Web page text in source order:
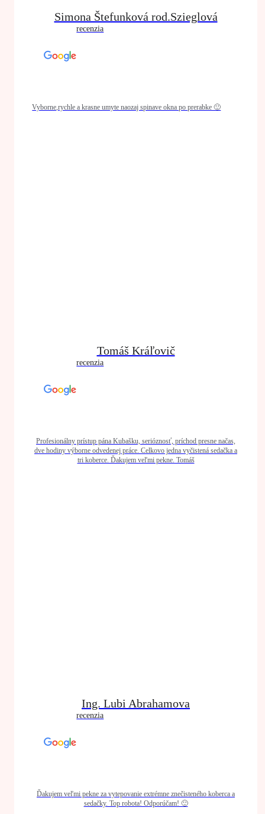
Simona Štefunková rod.Szieglová
recenzia
Vyborne,rychle a krasne umyte naozaj spinave okna po prerabke 🙂
Tomáš Kráľovič
recenzia
Profesionálny prístup pána Kubašku, serióznosť, príchod presne načas,
dve hodiny výborne odvedenej práce. Celkovo jedna vyčistená sedačka a
tri koberce. Ďakujem veľmi pekne. Tomáš
Ing. Lubi Abrahamova
recenzia
Ďakujem veľmi pekne za vytepovanie extrémne znečisteného koberca a
sedačky. Top robota! Odporúčam! 🙂